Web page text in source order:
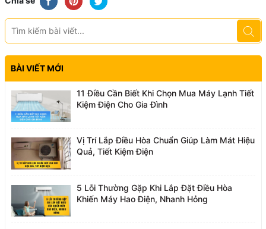
BÀI VIẾT MỚI
11 Điều Cần Biết Khi Chọn Mua Máy Lạnh Tiết
Kiệm Điện Cho Gia Đình
Vị Trí Lắp Điều Hòa Chuẩn Giúp Làm Mát Hiệu
Quả, Tiết Kiệm Điện
5 Lỗi Thường Gặp Khi Lắp Đặt Điều Hòa
Khiến Máy Hao Điện, Nhanh Hỏng